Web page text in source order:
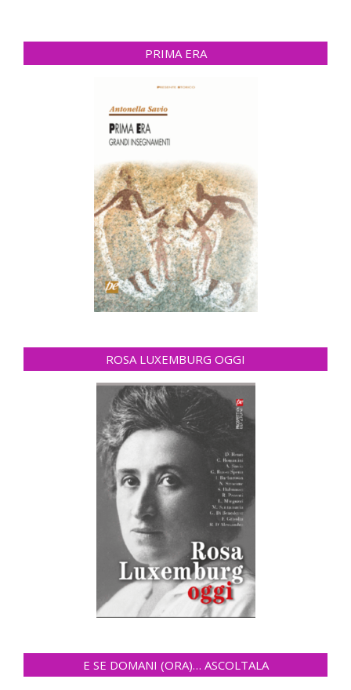
PRIMA ERA
ROSA LUXEMBURG OGGI
E SE DOMANI (ORA)… ASCOLTALA